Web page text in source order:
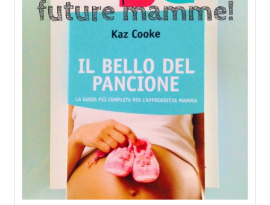
COLLABORAZIONI
CONTATTI